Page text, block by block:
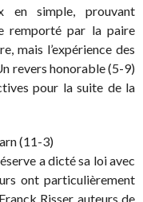
en simple, prouvant
remporté par la paire
mais l’expérience des
revers honorable (5-9)
pour la suite de la
(11-3)
a dicté sa loi avec
ont particulièrement
Risser, auteurs de